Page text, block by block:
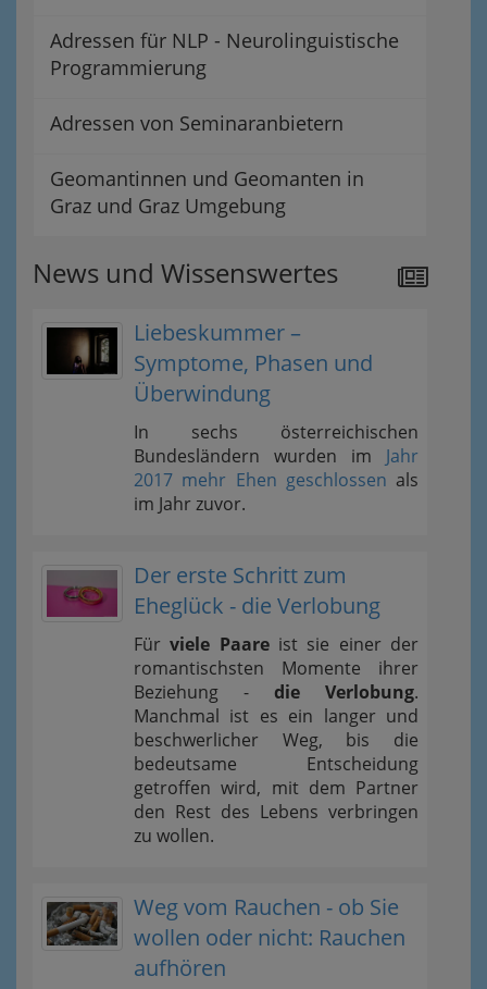
Adressen für NLP - Neurolinguistische
Programmierung
Adressen von Seminaranbietern
Geomantinnen und Geomanten in
Graz und Graz Umgebung
News und Wissenswertes
Liebeskummer –
Symptome, Phasen und
Überwindung
In sechs österreichischen
Bundesländern wurden im Jahr
2017 mehr Ehen geschlossen als
im Jahr zuvor.
Der erste Schritt zum
Eheglück - die Verlobung
Fürviele Paareist sie einer der
romantischsten Momente ihrer
Beziehung - die Verlobung.
Manchmal ist es ein langer und
beschwerlicher Weg, bis die
bedeutsame Entscheidung
getroffen wird, mit dem Partner
den Rest des Lebens verbringen
zu wollen.
Weg vom Rauchen - ob Sie
wollen oder nicht: Rauchen
aufhören